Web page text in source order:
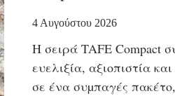
4 Αυγούστου 2026
Η σειρά TAFE Compact
ευελιξία, αξιοπιστία
σε ένα συµπαγές